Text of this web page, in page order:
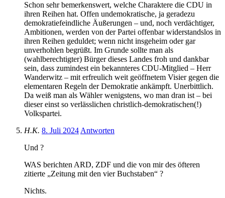
Schon sehr bemerkenswert, welche Charaktere die CDU in
ihren Reihen hat. Offen undemokratische, ja geradezu
demokratiefeindliche Äußerungen – und, noch verdächtiger,
Ambitionen, werden von der Partei offenbar widerstandslos in
ihren Reihen geduldet; wenn nicht insgeheim oder gar
unverhohlen begrüßt. Im Grunde sollte man als
(wahlberechtigter) Bürger dieses Landes froh und dankbar
sein, dass zumindest ein bekannteres CDU-Mitglied – Herr
Wanderwitz – mit erfreulich weit geöffnetem Visier gegen die
elementaren Regeln der Demokratie ankämpft. Unerbittlich.
Da weiß man als Wähler wenigstens, wo man dran ist – bei
dieser einst so verlässlichen christlich-demokratischen(!)
Volkspartei.
H.K. 8. Juli 2024Antworten
Und ?
WAS berichten ARD, ZDF und die von mir des öfteren
zitierte „Zeitung mit den vier Buchstaben“ ?
Nichts.